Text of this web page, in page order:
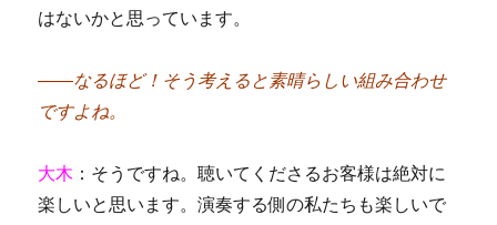
はないかと思っています。
――なるほど！そう考えると素晴らしい組み合わせ
ですよね。
大木 ：そうですね。聴いてくださるお客様は絶対に
楽しいと思います。演奏する側の私たちも楽しいで